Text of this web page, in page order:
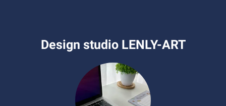
Design studio LENLY-ART